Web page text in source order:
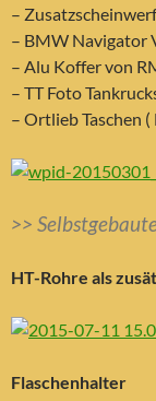
–
– BMW Navigator
– Alu Koffer von
– TT Foto
– Ortlieb Taschen
>>
HT-Rohre als
Flaschenhalter